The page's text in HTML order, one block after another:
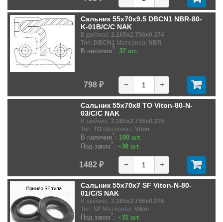
Сальник 55x70x9.5 DBCN1 NBR-80-
K-01B/C/C NAK
В дюймах: 2.165x2.756x0.374
Тип: DBCN1 Материал: NBR
В наличии?: 37 шт.
798 ₽ − +
Сальник 55x70x8 TO Viton-80-N-
03/C/C NAK
В дюймах: 2.165x2.756x0.315
Тип: TO Материал: Viton
В наличии?: 100 шт.
Под заказ?: ~38 шт.
1482 ₽ − +
Сальник 55x70x7 SF Viton-N-80-
01/C/S NAK
В дюймах: 2.165x2.756x0.276
Тип: SF Материал: Viton
Под заказ?: ~31 шт.